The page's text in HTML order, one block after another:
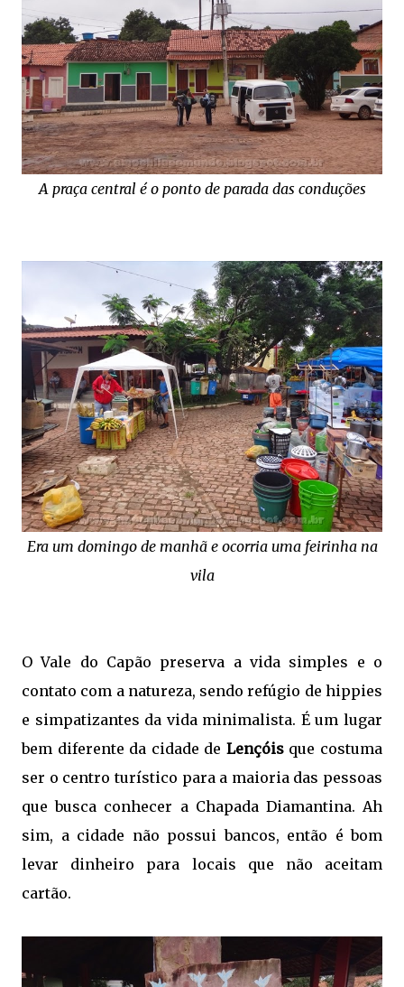
A praça central é o ponto de parada das conduções
Era um domingo de manhã e ocorria uma feirinha na
vila
O Vale do Capão preserva a vida simples e o
contato com a natureza, sendo refúgio de hippies
e simpatizantes da vida minimalista. É um lugar
bem diferente da cidade de Lençóisque costuma
ser o centro turístico para a maioria das pessoas
que busca conhecer a Chapada Diamantina. Ah
sim, a cidade não possui bancos, então é bom
levar dinheiro para locais que não aceitam
cartão.